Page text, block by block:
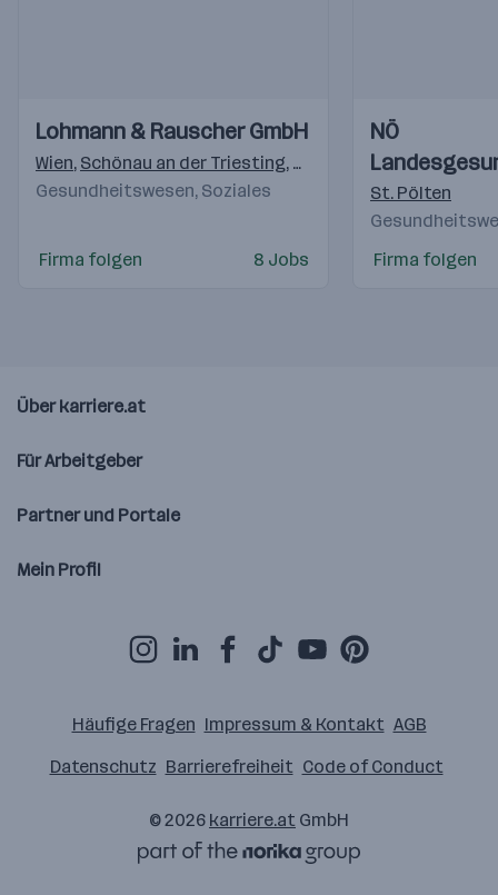
Videos
Einblicke
Einblicke
Lohmann & Rauscher GmbH
Wien, Schönau an der Triesting, Graz
Gesundheitswesen, Soziales
Firma folgen 8 Jobs
Videos
Einblicke
Einblicke
NÖ
St. Pölten
Firma folgen
Über karriere.at
Für Arbeitgeber
Partner und Portale
Mein Profil
Häufige Fragen Impressum & Kontakt AGB
Datenschutz Barrierefreiheit Code of Conduct
© 2026 karriere.at GmbH